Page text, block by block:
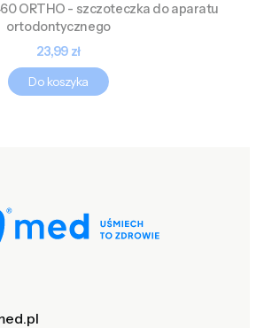
ORTHO - szczoteczka do aparatu
ortodontycznego
Cena
23,99 zł
Do koszyka